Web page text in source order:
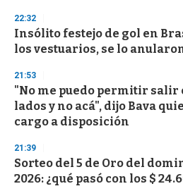
22:32
Insólito festejo de gol en
los vestuarios, se lo
21:53
"No me puedo permitir salir
lados y no acá", dijo Bava
cargo a disposición
21:39
Sorteo del 5 de Oro del
2026: ¿qué pasó con los $